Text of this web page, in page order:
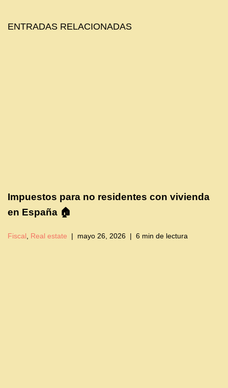
ENTRADAS RELACIONADAS
Impuestos para no residentes con vivienda
en España 🏠
Fiscal , Real estate mayo 26, 2026 6 min de lectura